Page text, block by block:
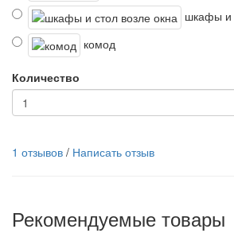
шкафы и
комод
Количество
1 отзывов / Написать отзыв
Рекомендуемые товары